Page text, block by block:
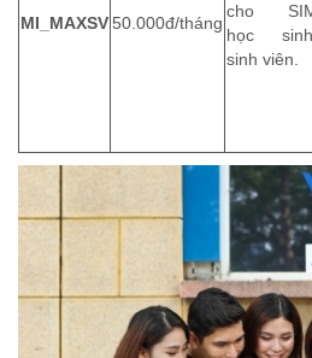
MI_MAXSV 50.000đ/tháng
cho
học sinh,
sinh viên.